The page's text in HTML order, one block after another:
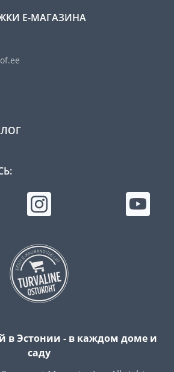
Е-МАГАЗИНА
в Эстонии - в каждом доме и
саду